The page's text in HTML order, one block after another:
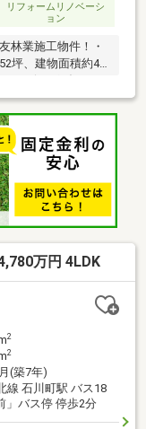
リフォームリノベーシ
ョン
林業施工物件！・
坪、建物面積約42
収納！・各階トイ
！・床下収納や屋
・カースペース有
給湯器 交換！・
年10月2階トイレ
万円 4LDK
2
2
(築7年)
線 石川町駅 バス18
」バス停 停歩2分